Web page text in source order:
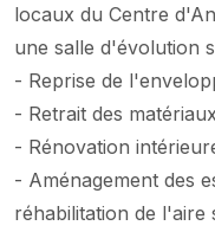
locaux du Centre
une salle d'évolution
- Reprise de
- Retrait des
- Rénovation
- Aménagement des
réhabilitation de